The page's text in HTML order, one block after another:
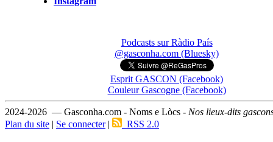
Podcasts sur Ràdio País
@gasconha.com (Bluesky)
Esprit GASCON (Facebook)
Couleur Gascogne (Facebook)
2024-2026 — Gasconha.com - Noms e Lòcs - Nos lieux-dits
Plan du site | Se connecter| RSS 2.0